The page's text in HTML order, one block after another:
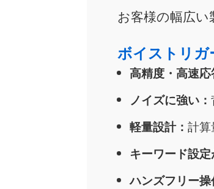
お客様の幅広
ボイストリガ
高精度・高速応
ノイズに強い：
軽量設計： 計算
キーワード設定
ハンズフリー操